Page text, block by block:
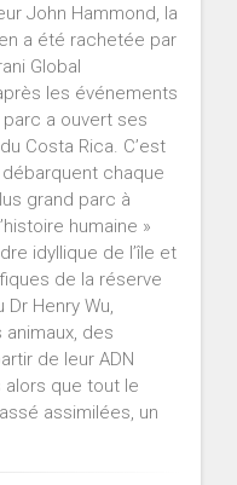
John Hammond, la
a été rachetée par
Global
les événements
a ouvert ses
Costa Rica. C’est
chaque
grand parc à
humaine »
idyllique de l’île et
de la réserve
Henry Wu,
des
de leur ADN
alors que tout le
assimilées, un